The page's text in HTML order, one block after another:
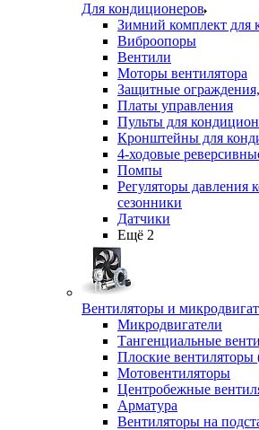
Для кондиционеров
Зимний комплект для
Виброопоры
Вентили
Моторы вентилятора
Защитные
Платы управления
Пульты для
Кронштейны для
4-ходовые
Помпы
Регуляторы давления
сезонники
Датчики
Ещё 2
Вентиляторы и
Микродвигатели
Тангенциальные
Плоские вентиляторы
Мотовентиляторы
Центробежные
Арматура
Вентиляторы на